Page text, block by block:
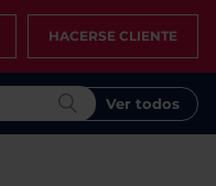
HACERSE CLIENTE
Ver todos